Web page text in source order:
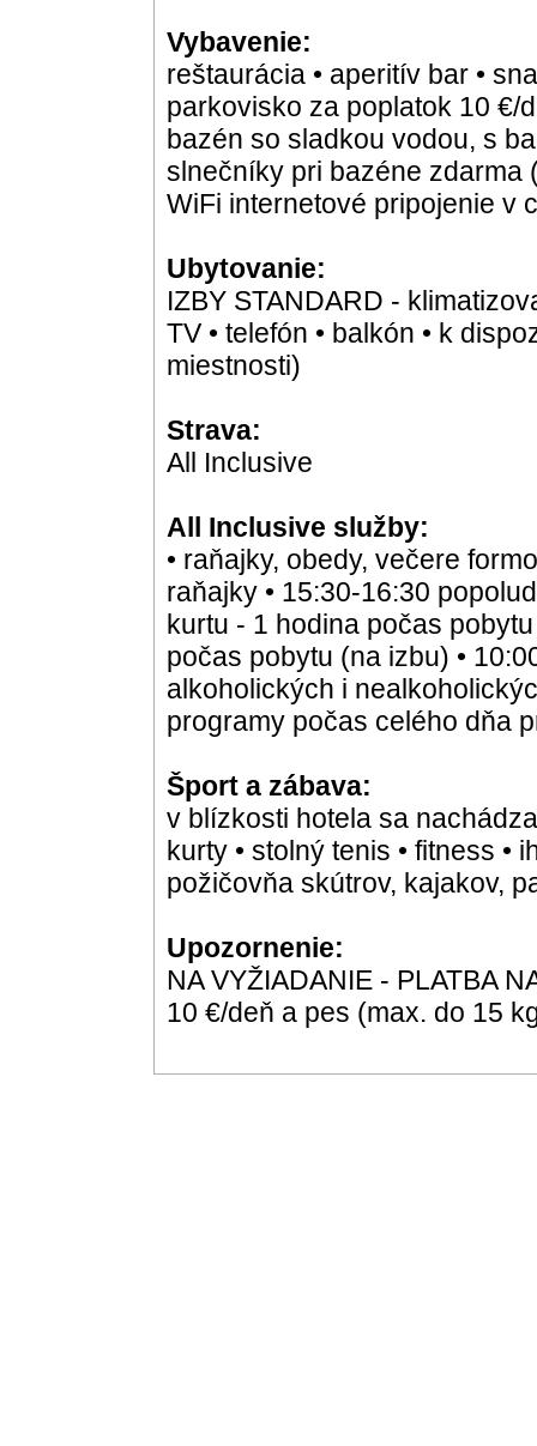
Vybavenie:
reštaurácia • aperitív bar •
parkovisko za poplatok 10 €/
bazén so sladkou vodou, s
slnečníky pri bazéne zdarma
WiFi internetové pripojenie v
Ubytovanie:
IZBY STANDARD -
TV • telefón • balkón • k
miestnosti)
Strava:
All Inclusive
All Inclusive služby:
• raňajky, obedy, večere
raňajky • 15:30-16:30
kurtu - 1 hodina počas
počas pobytu (na izbu) •
alkoholických i
programy počas celého dňa
Šport a zábava:
v blízkosti hotela sa
kurty • stolný tenis • fitness •
požičovňa skútrov, kajakov,
Upozornenie:
NA VYŽIADANIE - PLATBA
10 €/deň a pes (max. do 15